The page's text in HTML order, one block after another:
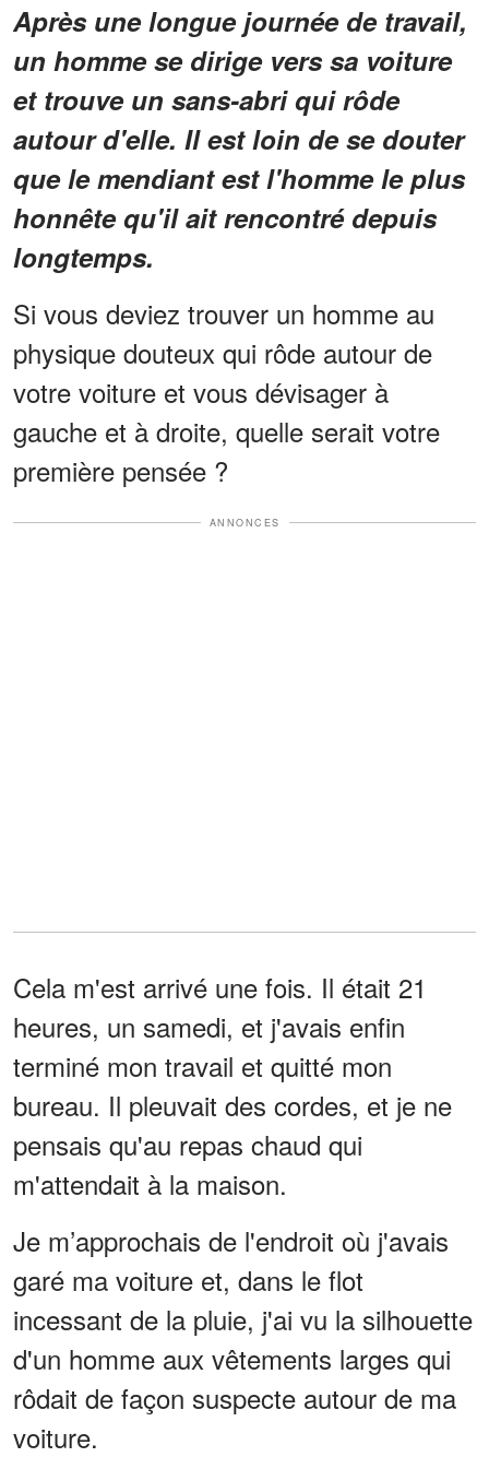
Après une longue journée de travail,
un homme se dirige vers sa voiture
et trouve un sans-abri qui rôde
autour d'elle. Il est loin de se douter
que le mendiant est l'homme le plus
honnête qu'il ait rencontré depuis
longtemps.
Si vous deviez trouver un homme au
physique douteux qui rôde autour de
votre voiture et vous dévisager à
gauche et à droite, quelle serait votre
première pensée ?
ANNONCES
Cela m'est arrivé une fois. Il était 21
heures, un samedi, et j'avais enfin
terminé mon travail et quitté mon
bureau. Il pleuvait des cordes, et je ne
pensais qu'au repas chaud qui
m'attendait à la maison.
Je m’approchais de l'endroit où j'avais
garé ma voiture et, dans le flot
incessant de la pluie, j'ai vu la silhouette
d'un homme aux vêtements larges qui
rôdait de façon suspecte autour de ma
voiture.